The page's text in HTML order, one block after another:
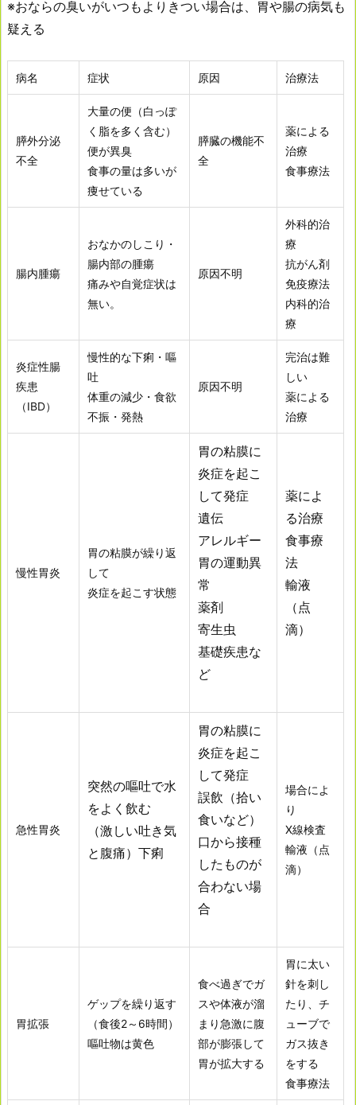
※おならの臭いがいつもよりきつい場合は、胃や腸の病気も
疑える
病名 症状 原因 治療法
膵外分泌
不全
大量の便（白っぽ
く脂を多く含む）
便が異臭
食事の量は多いが
痩せている
膵臓の機能不
全
薬による
治療
食事療法
腸内腫瘍
おなかのしこり・
腸内部の腫瘍
痛みや自覚症状は
無い。
原因不明
外科的治
療
抗がん剤
免疫療法
内科的治
療
炎症性腸
疾患
（IBD）
慢性的な下痢・嘔
吐
体重の減少・食欲
不振・発熱
原因不明
完治は難
しい
薬による
治療
慢性胃炎
胃の粘膜が繰り返
して
炎症を起こす状態
胃の粘膜に
炎症を起こ
して発症
遺伝
アレルギー
胃の運動異
常
薬剤
寄生虫
基礎疾患な
ど
薬によ
る治療
食事療
法
輸液
（点
滴）
急性胃炎
突然の嘔吐で水
をよく飲む
（激しい吐き気
と腹痛）下痢
胃の粘膜に
炎症を起こ
して発症
誤飲（拾い
食いなど）
口から接種
したものが
合わない場
合
場合によ
り
X線検査
輸液（点
滴）
胃拡張
ゲップを繰り返す
（食後2～6時間）
嘔吐物は黄色
食べ過ぎでガ
スや体液が溜
まり急激に腹
部が膨張して
胃が拡大する
胃に太い
針を刺し
たり、チ
ューブで
ガス抜き
をする
食事療法